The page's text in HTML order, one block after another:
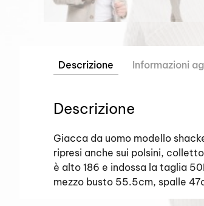
Descrizione Informazioni
Descrizione
Giacca da uomo modello
ripresi anche sui polsini,
è alto 186 e indossa la taglia
mezzo busto 55.5cm, spalle